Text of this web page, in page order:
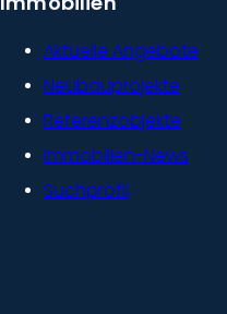
Aktuelle Angebote
Neubauprojekte
Referenzobjekte
Immobilien-News
Suchprofil